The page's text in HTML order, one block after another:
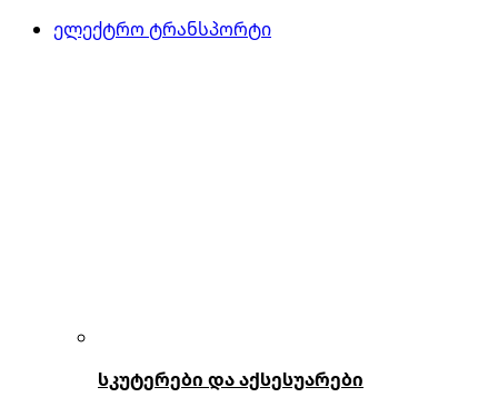
ელექტრო ტრანსპორტი
სკუტერები და აქსესუარები